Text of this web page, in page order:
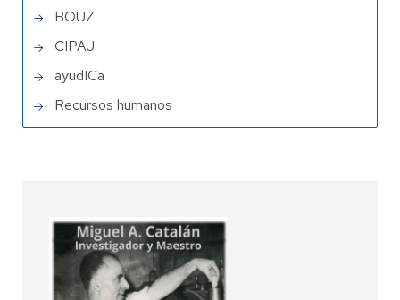
BOUZ
CIPAJ
ayudICa
Recursos humanos